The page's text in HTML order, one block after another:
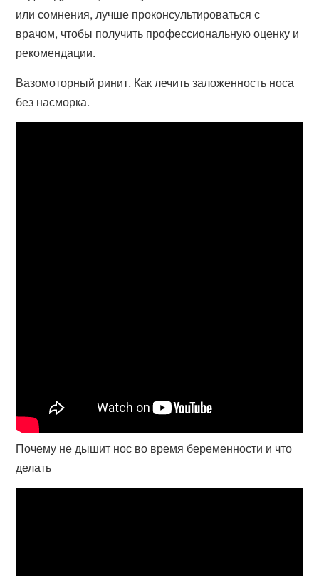
или сомнения, лучше проконсультироваться с
врачом, чтобы получить профессиональную оценку и
рекомендации.
Вазомоторный ринит. Как лечить заложенность носа
без насморка.
Почему не дышит нос во время беременности и что
делать